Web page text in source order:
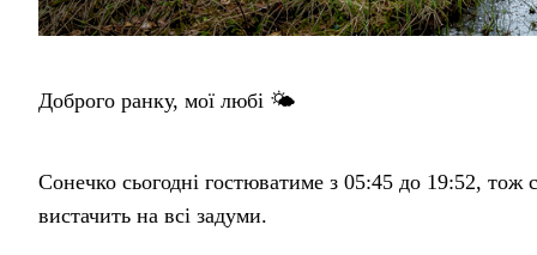
Доброго ранку, мої любі 🌤️
Сонечко сьогодні гостюватиме з 05:45 до 19:52,
вистачить на всі задуми.